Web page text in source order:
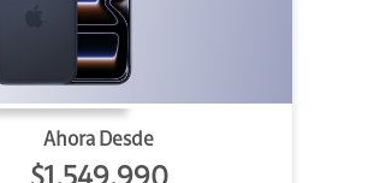
Ahora Desde